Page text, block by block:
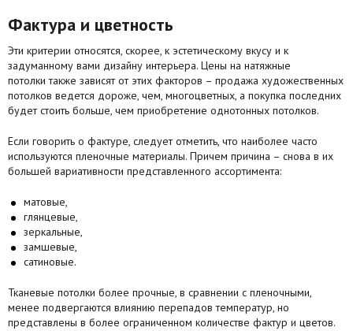
Фактура и цветность
Эти критерии относятся, скорее, к эстетическому вкусу и к
задуманному вами дизайну интерьера. Цены на натяжные
потолки также зависят от этих факторов – продажа художественных
потолков ведется дороже, чем, многоцветных, а покупка последних
будет стоить больше, чем приобретение однотонных потолков.
Если говорить о фактуре, следует отметить, что наиболее часто
используются пленочные материалы. Причем причина – снова в их
большей вариативности представленного ассортимента:
матовые,
глянцевые,
зеркальные,
замшевые,
сатиновые.
Тканевые потолки более прочные, в сравнении с пленочными,
менее подвергаются влиянию перепадов температур, но
представлены в более ограниченном количестве фактур и цветов.